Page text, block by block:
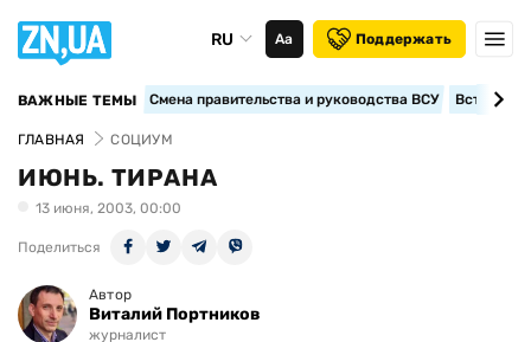
RU Аа Поддержать
ВАЖНЫЕ ТЕМЫ Смена правительства и руководства ВСУ
ГЛАВНАЯ СОЦИУМ
ИЮНЬ. ТИРАНА
13 июня, 2003, 00:00
Поделиться
Автор
Виталий Портников
журналист